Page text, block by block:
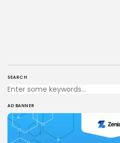
SEARCH
AD BANNER